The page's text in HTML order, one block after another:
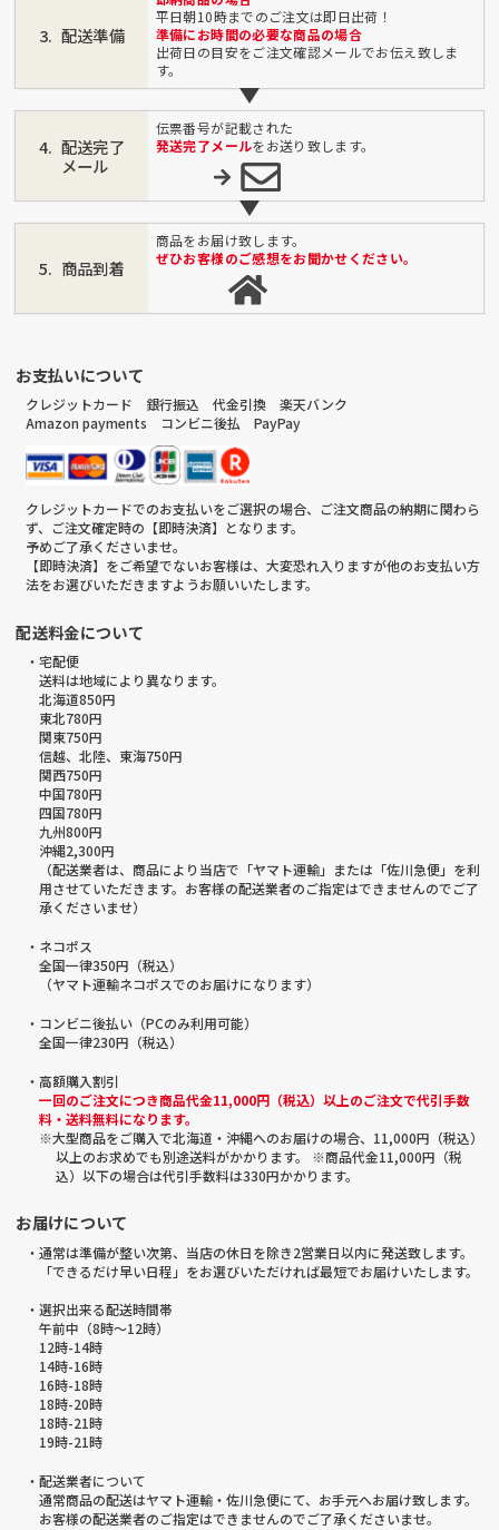
配送準備
平日朝10時までのご注文は即日出荷！
準備にお時間の必要な商品の場合
出荷日の目安をご注文確認メールでお伝え致しま
す。
配送完了
メール
伝票番号が記載された
発送完了メールをお送り致します。
商品到着
商品をお届け致します。
ぜひお客様のご感想をお聞かせください。
お支払いについて
クレジットカード 銀行振込 代金引換 楽天バンク
Amazon payments コンビニ後払 PayPay
クレジットカードでのお支払いをご選択の場合、ご注文商品の納期に関わら
ず、ご注文確定時の【即時決済】となります。
予めご了承くださいませ。
【即時決済】をご希望でないお客様は、大変恐れ入りますが他のお支払い方
法をお選びいただきますようお願いいたします。
配送料金について
・宅配便
送料は地域により異なります。
北海道850円
東北780円
関東750円
信越、北陸、東海750円
関西750円
中国780円
四国780円
九州800円
沖縄2,300円
（配送業者は、商品により当店で「ヤマト運輸」または「佐川急便」を利
用させていただきます。お客様の配送業者のご指定はできませんのでご了
承くださいませ）
・ネコポス
全国一律350円（税込）
（ヤマト運輸ネコポスでのお届けになります）
・コンビニ後払い（PCのみ利用可能）
全国一律230円（税込）
・高額購入割引
一回のご注文につき商品代金11,000円（税込）以上のご注文で代引手数
料・送料無料になります。
※大型商品をご購入で北海道・沖縄へのお届けの場合、11,000円（税込）
以上のお求めでも別途送料がかかります。 ※商品代金11,000円（税
込）以下の場合は代引手数料は330円かかります。
お届けについて
・通常は準備が整い次第、当店の休日を除き2営業日以内に発送致します。
「できるだけ早い日程」をお選びいただければ最短でお届けいたします。
・選択出来る配送時間帯
午前中（8時～12時）
12時-14時
14時-16時
16時-18時
18時-20時
18時-21時
19時-21時
・配送業者について
通常商品の配送はヤマト運輸・佐川急便にて、お手元へお届け致します。
お客様の配送業者のご指定はできませんのでご了承くださいませ。